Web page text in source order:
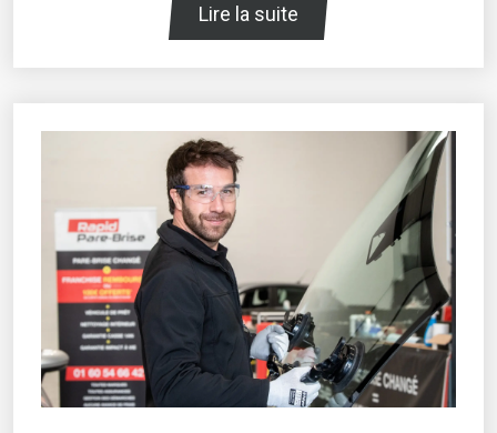
Lire la suite